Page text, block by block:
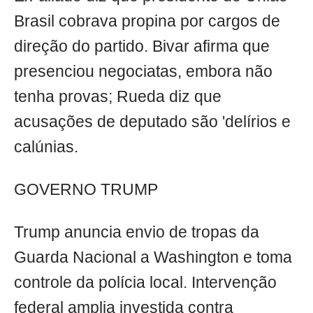
Brasil cobrava propina por cargos de
direção do partido. Bivar afirma que
presenciou negociatas, embora não
tenha provas; Rueda diz que
acusações de deputado são 'delírios e
calúnias.
GOVERNO TRUMP
Trump anuncia envio de tropas da
Guarda Nacional a Washington e toma
controle da polícia local. Intervenção
federal amplia investida contra